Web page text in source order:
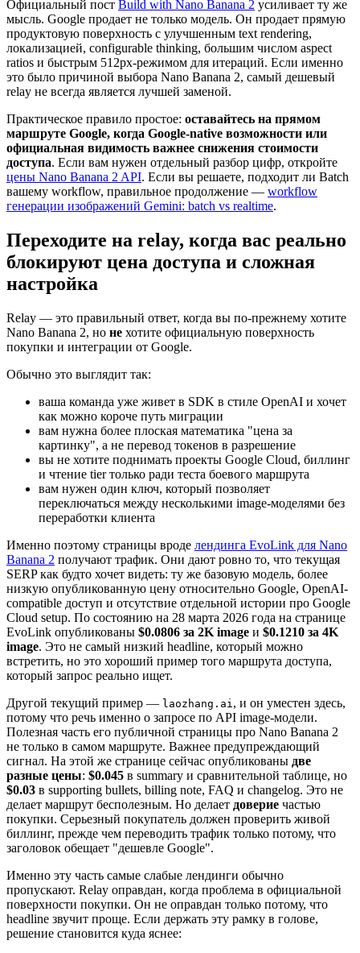
Официальный пост Build with Nano Banana 2 усиливает ту же
мысль. Google продает не только модель. Он продает прямую
продуктовую поверхность с улучшенным text rendering,
локализацией, configurable thinking, большим числом aspect
ratios и быстрым 512px-режимом для итераций. Если именно
это было причиной выбора Nano Banana 2, самый дешевый
relay не всегда является лучшей заменой.
Практическое правило простое: оставайтесь на прямом
маршруте Google, когда Google-native возможности или
официальная видимость важнее снижения стоимости
доступа. Если вам нужен отдельный разбор цифр, откройте
цены Nano Banana 2 API. Если вы решаете, подходит ли Batch
вашему workflow, правильное продолжение — workflow
генерации изображений Gemini: batch vs realtime.
Переходите на relay, когда вас реально
блокируют цена доступа и сложная
настройка
Relay — это правильный ответ, когда вы по-прежнему хотите
Nano Banana 2, но не хотите официальную поверхность
покупки и интеграции от Google.
Обычно это выглядит так:
ваша команда уже живет в SDK в стиле OpenAI и хочет
как можно короче путь миграции
вам нужна более плоская математика "цена за
картинку", а не перевод токенов в разрешение
вы не хотите поднимать проекты Google Cloud, биллинг
и чтение tier только ради теста боевого маршрута
вам нужен один ключ, который позволяет
переключаться между несколькими image-моделями без
переработки клиента
Именно поэтому страницы вроде лендинга EvoLink для Nano
Banana 2 получают трафик. Они дают ровно то, что текущая
SERP как будто хочет видеть: ту же базовую модель, более
низкую опубликованную цену относительно Google, OpenAI-
compatible доступ и отсутствие отдельной истории про Google
Cloud setup. По состоянию на 28 марта 2026 года на странице
EvoLink опубликованы $0.0806 за 2K image и $0.1210 за 4K
image. Это не самый низкий headline, который можно
встретить, но это хороший пример того маршрута доступа,
который запрос реально ищет.
Другой текущий пример — laozhang.ai, и он уместен здесь,
потому что речь именно о запросе по API image-модели.
Полезная часть его публичной страницы про Nano Banana 2
не только в самом маршруте. Важнее предупреждающий
сигнал. На этой же странице сейчас опубликованы две
разные цены: $0.045 в summary и сравнительной таблице, но
$0.03 в supporting bullets, billing note, FAQ и changelog. Это не
делает маршрут бесполезным. Но делает доверие частью
покупки. Серьезный покупатель должен проверить живой
биллинг, прежде чем переводить трафик только потому, что
заголовок обещает "дешевле Google".
Именно эту часть самые слабые лендинги обычно
пропускают. Relay оправдан, когда проблема в официальной
поверхности покупки. Он не оправдан только потому, что
headline звучит проще. Если держать эту рамку в голове,
решение становится куда яснее: